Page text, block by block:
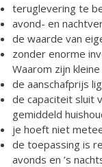
teruglevering te
avond- en
de waarde van
zonder enorme
Waarom zijn
de aanschafprijs
de capaciteit sluit
gemiddeld
je hoeft niet
de toepassing is
avonds en ’s